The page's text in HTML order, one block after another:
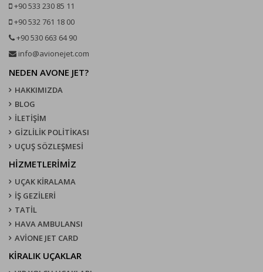
+90 533 230 85 11
+90 532 761 18 00
+90 530 663 64 90
info@avionejet.com
NEDEN AVONE JET?
HAKKIMIZDA
BLOG
İLETİŞİM
GİZLİLİK POLİTİKASI
UÇUŞ SÖZLEŞMESI
HİZMETLERİMİZ
UÇAK KIRALAMA
İŞ GEZİLERİ
TATİL
HAVA AMBULANSI
AVİONE JET CARD
KIRALIK UÇAKLAR